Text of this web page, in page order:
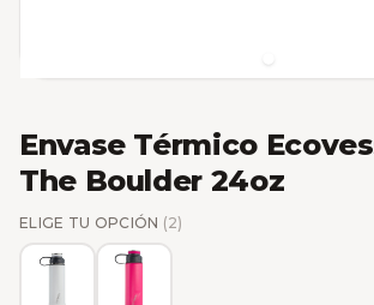
Envase Térmico
The Boulder 24oz
ELIGE TU OPCIÓN (2)